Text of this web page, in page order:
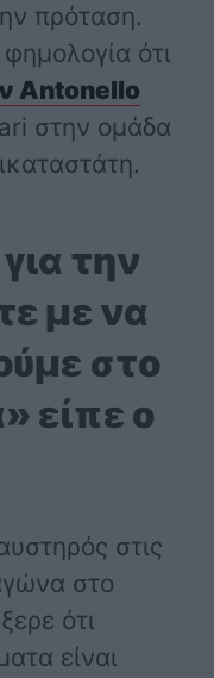
πρόταση.
ότι
Antonello
στην ομάδα
την
με να
στο
είπε ο
στις
στο
ότι
είναι